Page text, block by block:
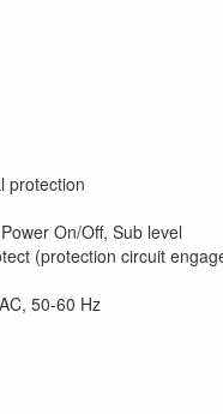
protection
On/Off, Sub level
(protection circuit
50-60 Hz